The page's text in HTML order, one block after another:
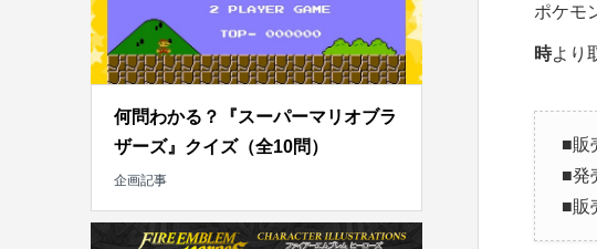
ポケモ
時より
■販
■発
■販
何問わかる？『スーパーマリオブラ
ザーズ』クイズ（全10問）
企画記事